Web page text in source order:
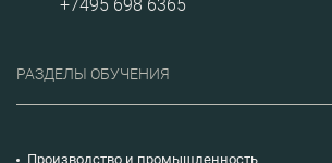
+7495 698 6365
РАЗДЕЛЫ ОБУЧЕНИЯ
Производство и промышленность